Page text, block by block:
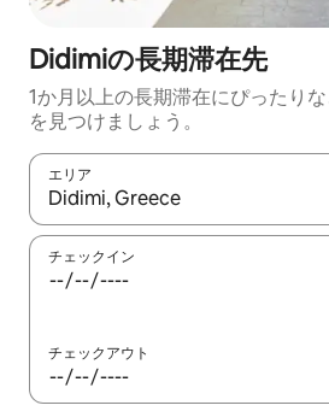
Didimiの長期滞在先
1か月以上の長期滞在にぴったり
を見つけましょう。
エリア
検索結果が表示されたら、上下の矢
チェックイン
チェックアウト